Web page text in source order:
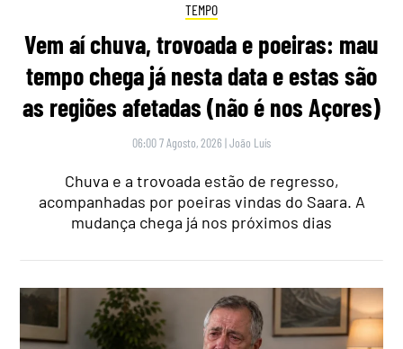
TEMPO
Vem aí chuva, trovoada e poeiras: mau
tempo chega já nesta data e estas são
as regiões afetadas (não é nos Açores)
06:00 7 Agosto, 2026 |João Luís
Chuva e a trovoada estão de regresso,
acompanhadas por poeiras vindas do Saara. A
mudança chega já nos próximos dias